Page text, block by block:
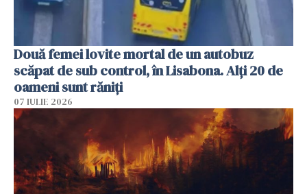
Două femei lovite mortal de un autobuz
scăpat de sub control, în Lisabona. Alți 20 de
oameni sunt răniți
07 IULIE 2026